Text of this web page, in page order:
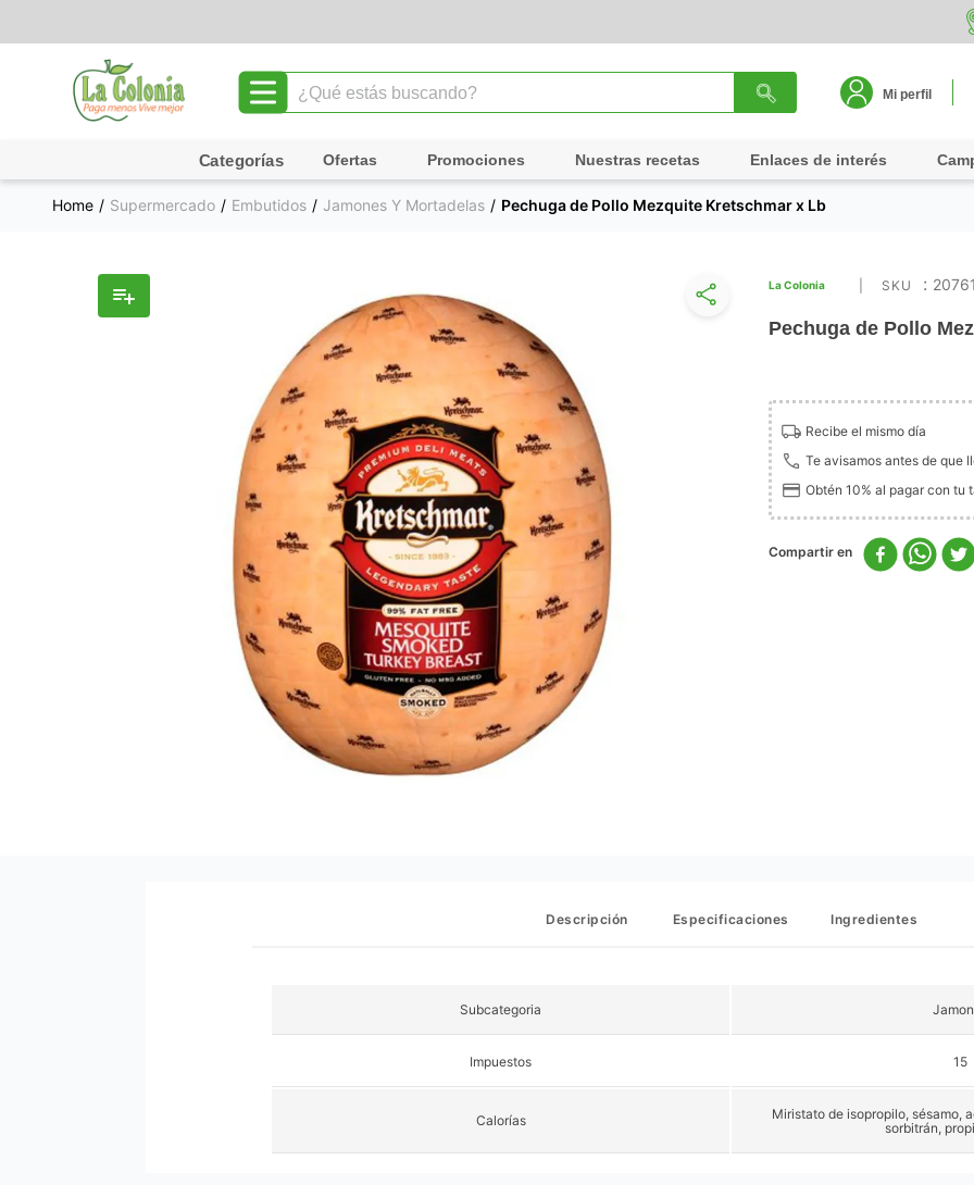
¿Qué estás buscando?
Mi perfil
Ofertas Promociones Nuestras recetas Enlaces de interés
Supermercado Embutidos Jamones Y Mortadelas Pechuga de Pollo Mezquite Kretschmar x Lb
La Colonia :
Pechuga de Pollo
Recibe el mismo día
Te avisamos antes de que
Obtén 10% al pagar con tu
Descripción Especificaciones Ingredientes
Subcategoria
Impuestos 15
Calorías
Miristato de isopropilo, sésamo,
sorbitrán,
TÉRMINOS MÁS BUSCADOS
1.
leche
queso